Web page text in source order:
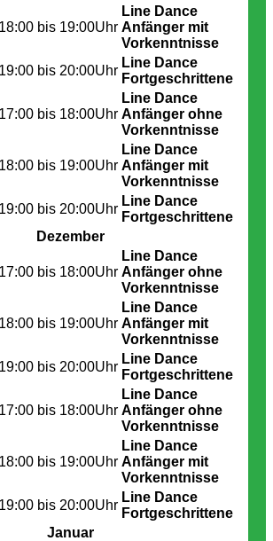
18:00 bis 19:00Uhr
Line Dance
Anfänger mit
Vorkenntnisse
19:00 bis 20:00Uhr
Line Dance
Fortgeschrittene
17:00 bis 18:00Uhr
Line Dance
Anfänger ohne
Vorkenntnisse
18:00 bis 19:00Uhr
Line Dance
Anfänger mit
Vorkenntnisse
19:00 bis 20:00Uhr
Line Dance
Fortgeschrittene
Dezember
17:00 bis 18:00Uhr
Line Dance
Anfänger ohne
Vorkenntnisse
18:00 bis 19:00Uhr
Line Dance
Anfänger mit
Vorkenntnisse
19:00 bis 20:00Uhr
Line Dance
Fortgeschrittene
17:00 bis 18:00Uhr
Line Dance
Anfänger ohne
Vorkenntnisse
18:00 bis 19:00Uhr
Line Dance
Anfänger mit
Vorkenntnisse
19:00 bis 20:00Uhr
Line Dance
Fortgeschrittene
Januar